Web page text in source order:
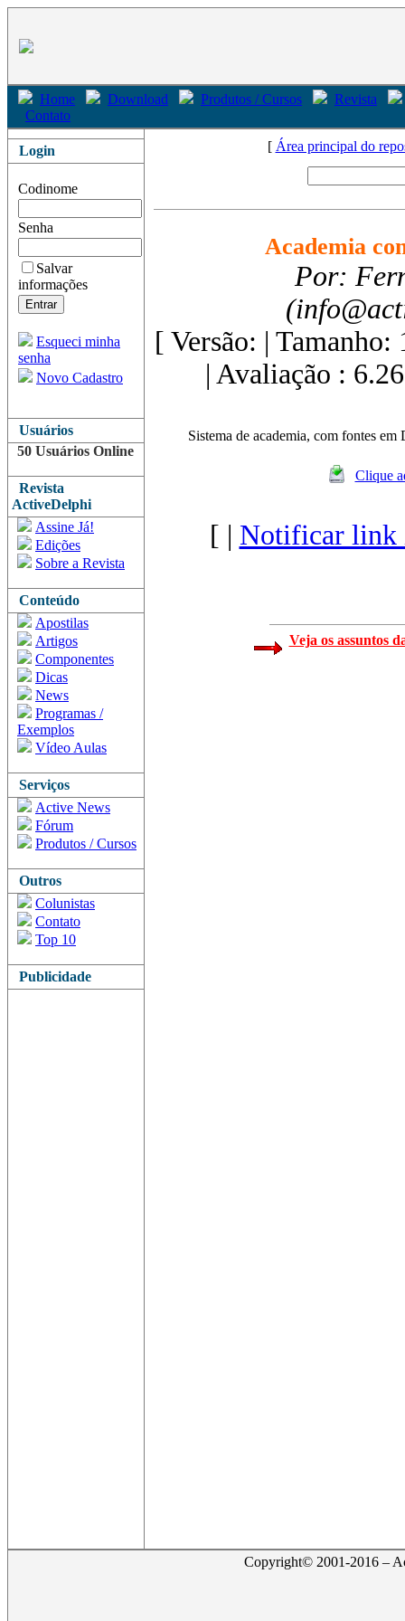
Home Download Produtos / Cursos
Revista
Contato
Login
Codinome
Senha
Salvar
informações
Esqueci minha
senha
Novo Cadastro
Usuários
50 Usuários Online
Revista
ActiveDelphi
Assine Já!
Edições
Sobre a Revista
Conteúdo
Apostilas
Artigos
Componentes
Dicas
News
Programas /
Exemplos
Vídeo Aulas
Serviços
Active News
Fórum
Produtos / Cursos
Outros
Colunistas
Contato
Top 10
Publicidade
[ Área principal do
Academia
Por:
[ Versão: | Tamanho:
| Avaliação : 6.26
Sistema de academia, com fontes
Clique
[ | Notificar link
Veja os assuntos
Copyright© 2001-2016 –